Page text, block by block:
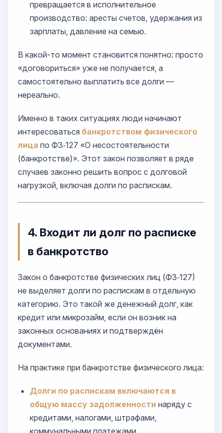
превращается в исполнительное
производство: аресты счетов, удержания из
зарплаты, давление на семью.
В какой-то момент становится понятно: просто
«договориться» уже не получается, а
самостоятельно выплатить все долги —
нереально.
Именно в таких ситуациях люди начинают
интересоваться банкротством физического
лица по ФЗ‑127 «О несостоятельности
(банкротстве)». Этот закон позволяет в ряде
случаев законно решить вопрос с долговой
нагрузкой, включая долги по распискам.
4. Входит ли долг по расписке
в банкротство
Закон о банкротстве физических лиц (ФЗ‑127)
не выделяет долги по распискам в отдельную
категорию. Это такой же денежный долг, как
кредит или микрозайм, если он возник на
законных основаниях и подтверждён
документами.
На практике при банкротстве физического лица:
Долги по распискам включаются в
общую массу задолженности наряду с
кредитами, налогами, штрафами,
коммунальными платежами.